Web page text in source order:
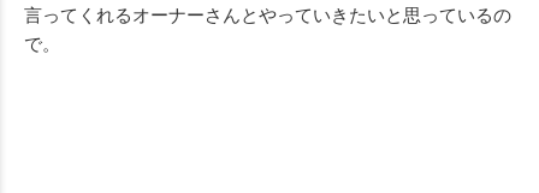
言ってくれるオーナーさんとやっていきたいと思っているの
で。